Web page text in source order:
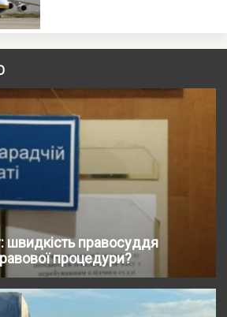
швидкість правосуддя
процедури?